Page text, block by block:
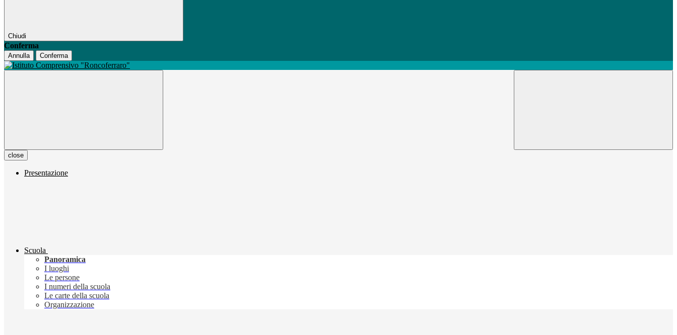
Chiudi
Conferma
Annulla Conferma
close
Presentazione
Scuola
Panoramica
I luoghi
Le persone
I numeri della scuola
Le carte della scuola
Organizzazione